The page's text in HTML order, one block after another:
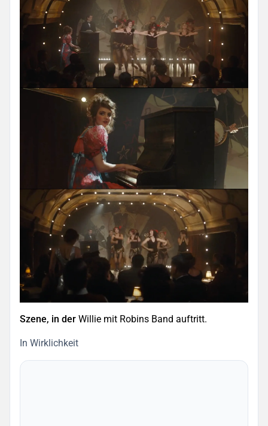
Szene, in der Willie mit Robins Band auftritt.
In Wirklichkeit